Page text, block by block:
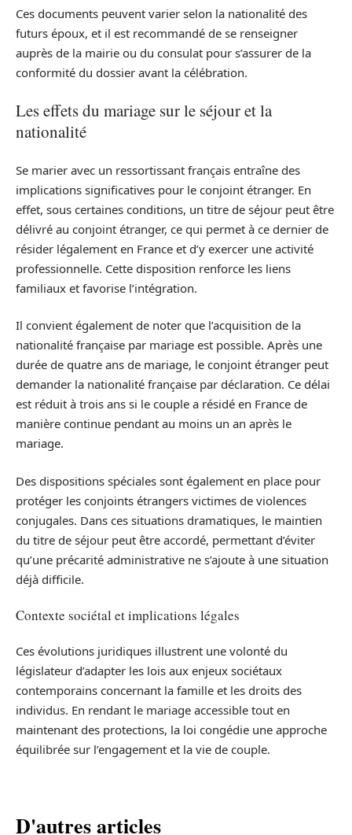
Ces documents peuvent varier selon la nationalité des
futurs époux, et il est recommandé de se renseigner
auprès de la mairie ou du consulat pour s’assurer de la
conformité du dossier avant la célébration.
Les effets du mariage sur le séjour et la
nationalité
Se marier avec un ressortissant français entraîne des
implications significatives pour le conjoint étranger. En
effet, sous certaines conditions, un titre de séjour peut être
délivré au conjoint étranger, ce qui permet à ce dernier de
résider légalement en France et d’y exercer une activité
professionnelle. Cette disposition renforce les liens
familiaux et favorise l’intégration.
Il convient également de noter que l’acquisition de la
nationalité française par mariage est possible. Après une
durée de quatre ans de mariage, le conjoint étranger peut
demander la nationalité française par déclaration. Ce délai
est réduit à trois ans si le couple a résidé en France de
manière continue pendant au moins un an après le
mariage.
Des dispositions spéciales sont également en place pour
protéger les conjoints étrangers victimes de violences
conjugales. Dans ces situations dramatiques, le maintien
du titre de séjour peut être accordé, permettant d’éviter
qu’une précarité administrative ne s’ajoute à une situation
déjà difficile.
Contexte sociétal et implications légales
Ces évolutions juridiques illustrent une volonté du
législateur d’adapter les lois aux enjeux sociétaux
contemporains concernant la famille et les droits des
individus. En rendant le mariage accessible tout en
maintenant des protections, la loi congédie une approche
équilibrée sur l’engagement et la vie de couple.
D'autres articles